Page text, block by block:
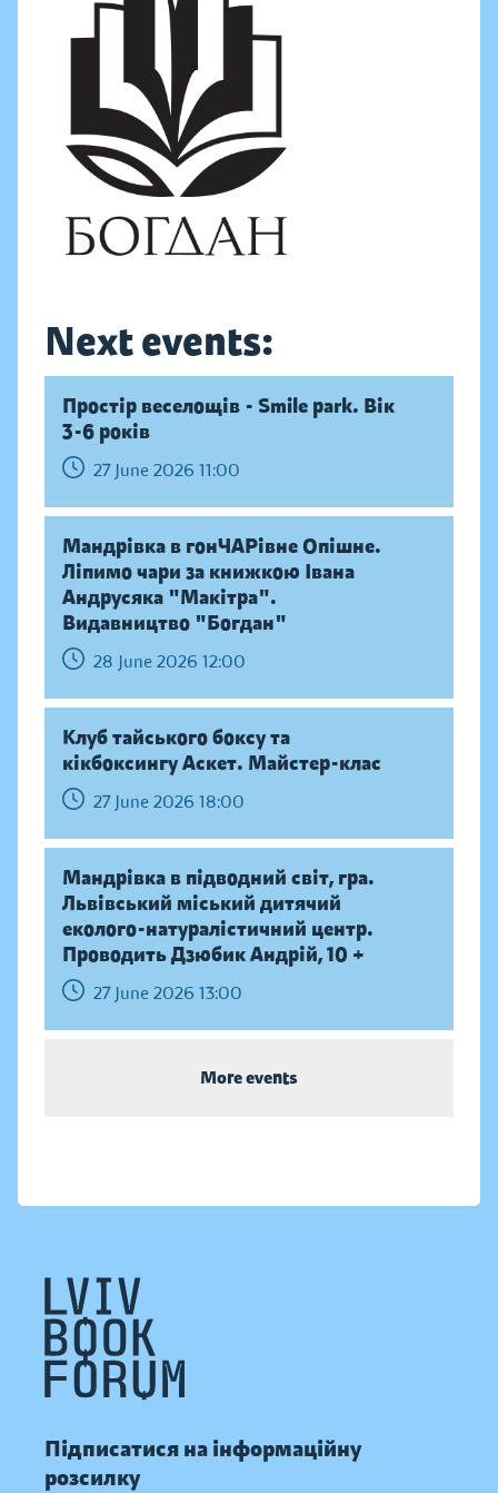
Next events:
Простір веселощів - Smile park. Вік
3-6 років
27 June 2026 11:00
Мандрівка в гонЧАРівне Опішне.
Ліпимо чари за книжкою Івана
Андрусяка "Макітра".
Видавництво "Богдан"
28 June 2026 12:00
Клуб тайського боксу та
кікбоксингу Аскет. Майстер-клас
27 June 2026 18:00
Мандрівка в підводний світ, гра.
Львівський міський дитячий
еколого-натуралістичний центр.
Проводить Дзюбик Андрій, 10 +
27 June 2026 13:00
More events
Підписатися на інформаційну
розсилку